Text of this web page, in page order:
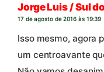
Jorge Luis / Sul
17 de agosto de 2016 às 19:39
Isso mesmo, agora
um centroavante